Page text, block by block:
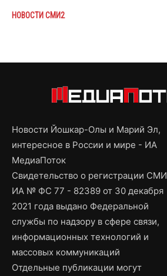
НОВОСТИ СМИ2
Новости Йошкар-Олы и Марий Эл,
интересное в России и мире - ИА
МедиаПоток
Свидетельство о регистрации СМИ
ИА № ФС 77 - 82389 от 30 декабря
2021 года выдано Федеральной
службы по надзору в сфере связи,
информационных технологий и
массовых коммуникаций
Отдельные публикации могут